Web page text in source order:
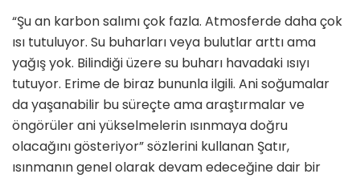
“Şu an karbon salımı çok fazla. Atmosferde daha çok
ısı tutuluyor. Su buharları veya bulutlar arttı ama
yağış yok. Bilindiği üzere su buharı havadaki ısıyı
tutuyor. Erime de biraz bununla ilgili. Ani soğumalar
da yaşanabilir bu süreçte ama araştırmalar ve
öngörüler ani yükselmelerin ısınmaya doğru
olacağını gösteriyor” sözlerini kullanan Şatır,
ısınmanın genel olarak devam edeceğine dair bir